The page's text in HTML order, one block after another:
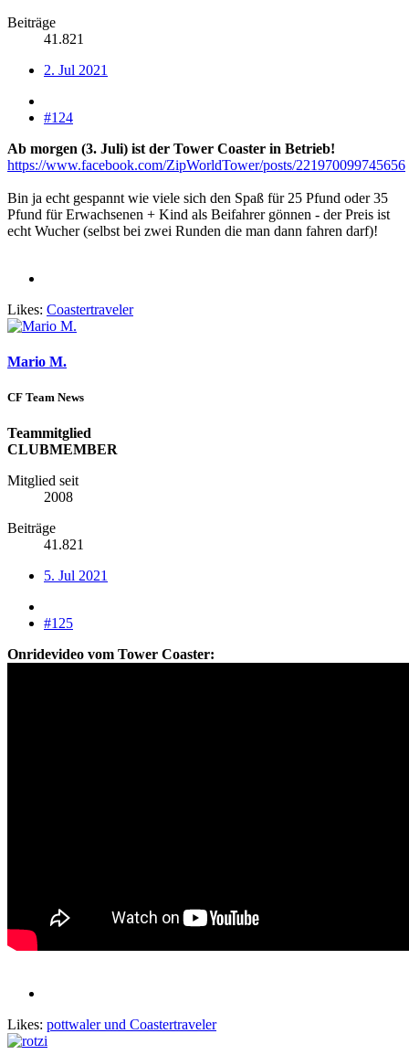
Beiträge
41.821
2. Jul 2021
#124
Ab morgen (3. Juli) ist der Tower Coaster in Betrieb!
https://www.facebook.com/ZipWorldTower/posts/221970099745656
Bin ja echt gespannt wie viele sich den Spaß für 25 Pfund oder 35
Pfund für Erwachsenen + Kind als Beifahrer gönnen - der Preis ist
echt Wucher (selbst bei zwei Runden die man dann fahren darf)!
Likes: Coastertraveler
Mario M.
CF Team News
Teammitglied
CLUBMEMBER
Mitglied seit
2008
Beiträge
41.821
5. Jul 2021
#125
Onridevideo vom Tower Coaster:
Likes: pottwalerund Coastertraveler